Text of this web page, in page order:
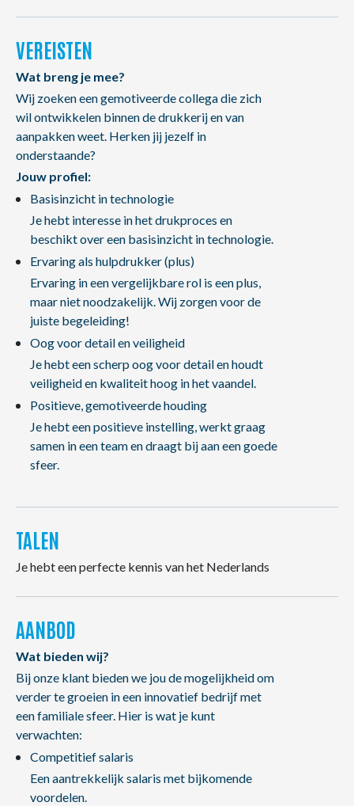
VEREISTEN
Wat breng je mee?
Wij zoeken een gemotiveerde collega die zich
wil ontwikkelen binnen de drukkerij en van
aanpakken weet. Herken jij jezelf in
onderstaande?
Jouw profiel:
Basisinzicht in technologie
Je hebt interesse in het drukproces en
beschikt over een basisinzicht in technologie.
Ervaring als hulpdrukker (plus)
Ervaring in een vergelijkbare rol is een plus,
maar niet noodzakelijk. Wij zorgen voor de
juiste begeleiding!
Oog voor detail en veiligheid
Je hebt een scherp oog voor detail en houdt
veiligheid en kwaliteit hoog in het vaandel.
Positieve, gemotiveerde houding
Je hebt een positieve instelling, werkt graag
samen in een team en draagt bij aan een goede
sfeer.
TALEN
Je hebt een perfecte kennis van het Nederlands
AANBOD
Wat bieden wij?
Bij onze klant bieden we jou de mogelijkheid om
verder te groeien in een innovatief bedrijf met
een familiale sfeer. Hier is wat je kunt
verwachten:
Competitief salaris
Een aantrekkelijk salaris met bijkomende
voordelen.